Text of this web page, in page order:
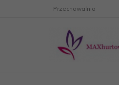
Przechowalnia